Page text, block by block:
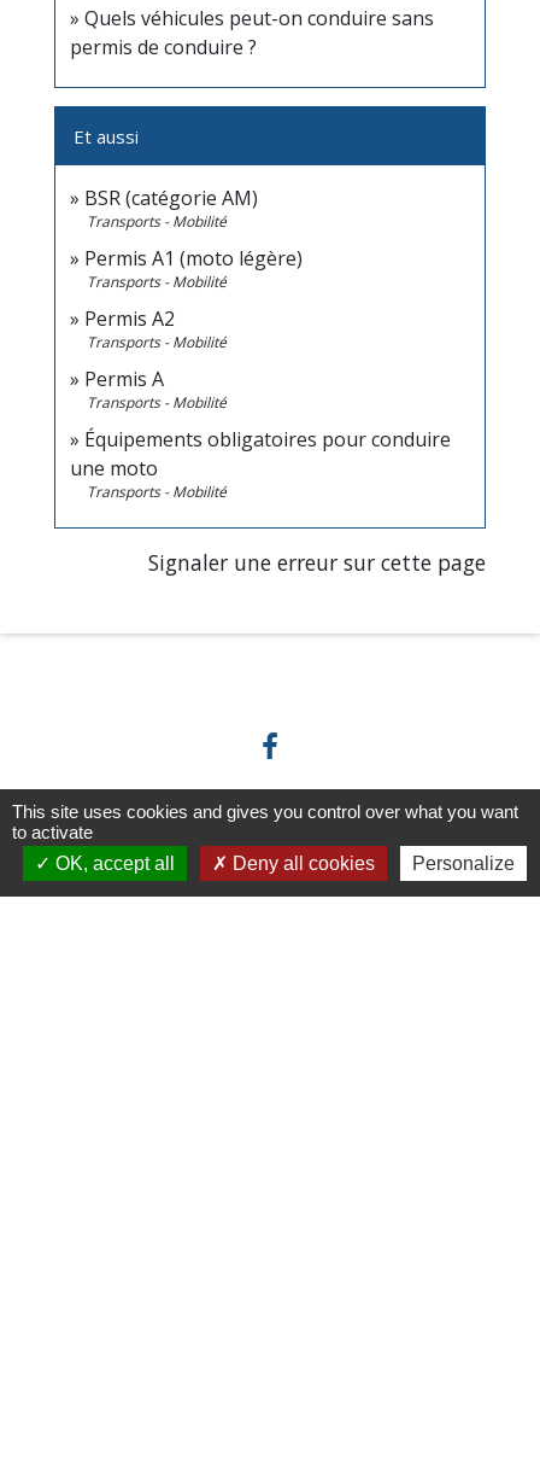
Quels véhicules peut-on conduire sans
permis de conduire ?
Et aussi
BSR (catégorie AM)
Transports - Mobilité
Permis A1 (moto légère)
Transports - Mobilité
Permis A2
Transports - Mobilité
Permis A
Transports - Mobilité
Équipements obligatoires pour conduire
une moto
Transports - Mobilité
Signaler une erreur sur cette page
Horaires/Contacts
Commune de Barjouville
This site uses cookies and gives you control over what you want
to activate
OK, accept all
Deny all cookies Personalize